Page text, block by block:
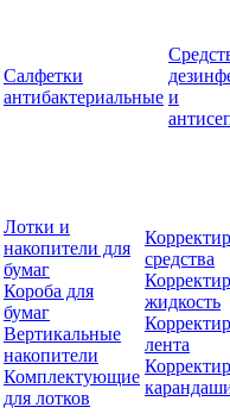
Салфетки
антибактериальные и
Лотки и
накопители для
бумаг
Короба для
бумаг
Вертикальные
накопители
Комплектующие
для лотков
средства
жидкость
лента